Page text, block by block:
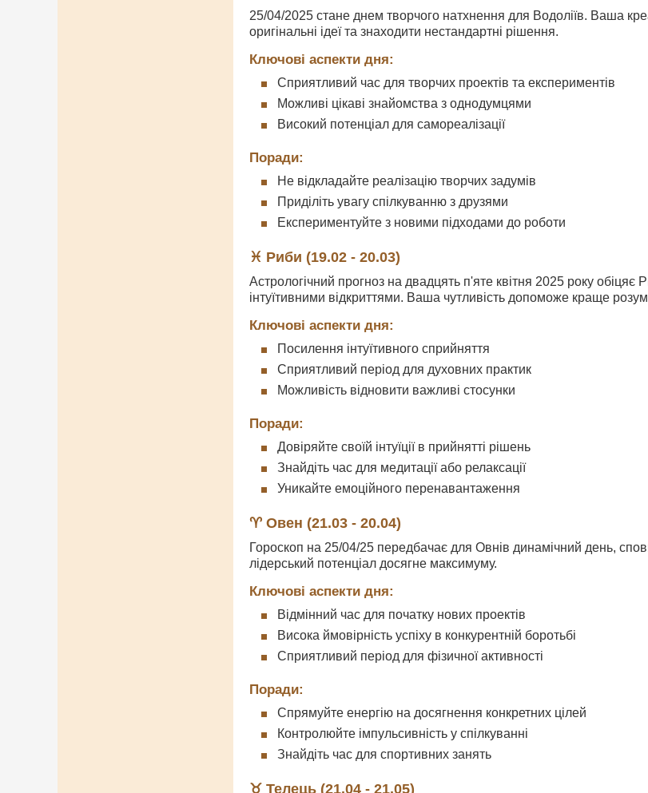
25/04/2025 стане днем творчого натхнення для Водоліїв. Ваша
оригінальні ідеї та знаходити нестандартні рішення.
Ключові аспекти дня:
Сприятливий час для творчих проектів та експериментів
Можливі цікаві знайомства з однодумцями
Високий потенціал для самореалізації
Поради:
Не відкладайте реалізацію творчих задумів
Приділіть увагу спілкуванню з друзями
Експериментуйте з новими підходами до роботи
♓ Риби (19.02 - 20.03)
Астрологічний прогноз на двадцять п'яте квітня 2025 року
інтуїтивними відкриттями. Ваша чутливість допоможе краще
Ключові аспекти дня:
Посилення інтуїтивного сприйняття
Сприятливий період для духовних практик
Можливість відновити важливі стосунки
Поради:
Довіряйте своїй інтуїції в прийнятті рішень
Знайдіть час для медитації або релаксації
Уникайте емоційного перенавантаження
♈ Овен (21.03 - 20.04)
Гороскоп на 25/04/25 передбачає для Овнів динамічний день,
лідерський потенціал досягне максимуму.
Ключові аспекти дня:
Відмінний час для початку нових проектів
Висока ймовірність успіху в конкурентній боротьбі
Сприятливий період для фізичної активності
Поради:
Спрямуйте енергію на досягнення конкретних цілей
Контролюйте імпульсивність у спілкуванні
Знайдіть час для спортивних занять
♉ Телець (21.04 - 21.05)